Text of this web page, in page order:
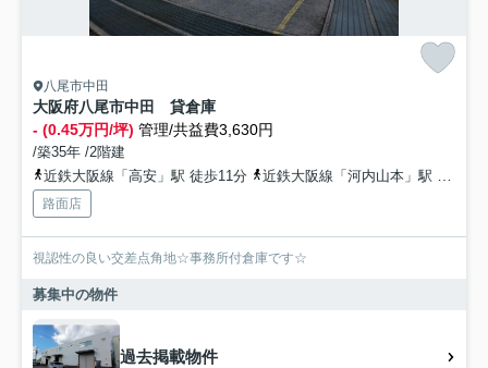
八尾市中田
大阪府八尾市中田 貸倉庫
- (0.45万円/坪) 管理/共益費3,630円
/築35年 /2階建
近鉄大阪線「高安」駅 徒歩11分
近鉄大阪線「河内山本」駅 徒歩18分
路面店
視認性の良い交差点角地☆事務所付倉庫です☆
募集中の物件
過去掲載物件